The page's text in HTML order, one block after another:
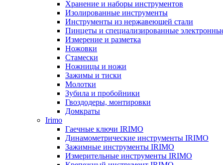
Хранение и наборы инструментов
Изолированные инструменты
Инструменты из нержавеющей стали
Пинцеты и специализированные
Измерение и разметка
Ножовки
Стамески
Ножницы и ножи
Зажимы и тиски
Молотки
Зубила и пробойники
Гвоздодеры, монтировки
Домкраты
Irimo
Гаечные ключи IRIMO
Динамометрические инструменты IRIMO
Зажимные инструменты IRIMO
Измерительные инструменты IRIMO